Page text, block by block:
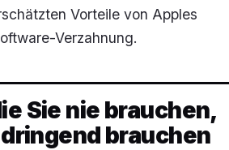
Vorteile von Apples
Verzahnung.
Sie nie brauchen,
brauchen